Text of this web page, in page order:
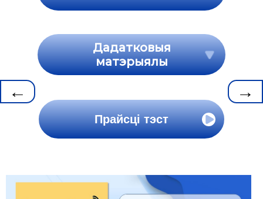
← →
Дадатковыя
матэрыялы
Прайсці тэст